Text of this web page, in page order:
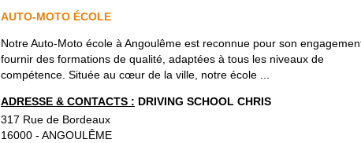
AUTO-MOTO ÉCOLE
Notre Auto-Moto école à Angoulême est reconnue pour son
fournir des formations de qualité, adaptées à tous les niveaux de
compétence. Située au cœur de la ville, notre école ...
ADRESSE & CONTACTS : DRIVING SCHOOL CHRIS
317 Rue de Bordeaux
16000 - ANGOULÊME